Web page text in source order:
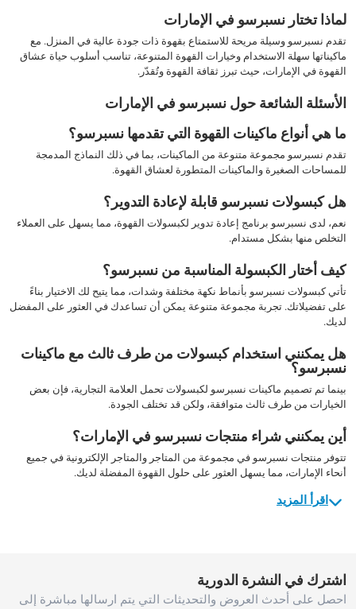
لماذا تختار نسبرسو في الإمارات
تقدم نسبرسو وسيلة مريحة للاستمتاع بقهوة ذات جودة عالية في المنزل. مع
ماكيناتها سهلة الاستخدام وخيارات القهوة المتنوعة، تناسب أسلوب حياة عشاق
القهوة في الإمارات، حيث تبرز ثقافة القهوة وتُقدّر.
الأسئلة الشائعة حول نسبرسو في الإمارات
ما هي أنواع ماكينات القهوة التي تقدمها نسبرسو؟
تقدم نسبرسو مجموعة متنوعة من الماكينات، بما في ذلك النماذج المدمجة
للمساحات الصغيرة والماكينات المتطورة لعشاق القهوة.
هل كبسولات نسبرسو قابلة لإعادة التدوير؟
نعم، لدى نسبرسو برنامج إعادة تدوير لكبسولات القهوة، مما يسهل على العملاء
التخلص منها بشكل مستدام.
كيف أختار الكبسولة المناسبة من نسبرسو؟
تأتي كبسولات نسبرسو بأنماط نكهة مختلفة وشدات، مما يتيح لك الاختيار بناءً
على تفضيلاتك. تجربة مجموعة متنوعة يمكن أن تساعدك في العثور على المفضل
لديك.
هل يمكنني استخدام كبسولات من طرف ثالث مع ماكينات
نسبرسو؟
بينما تم تصميم ماكينات نسبرسو لكبسولات تحمل العلامة التجارية، فإن بعض
الخيارات من طرف ثالث متوافقة، ولكن قد تختلف الجودة.
أين يمكنني شراء منتجات نسبرسو في الإمارات؟
تتوفر منتجات نسبرسو في مجموعة من المتاجر والمتاجر الإلكترونية في جميع
أنحاء الإمارات، مما يسهل العثور على حلول القهوة المفضلة لديك.
اقرأ المزيد
اشترك في النشرة الدورية
احصل على أحدث العروض والتحديثات التي يتم ارسالها مباشرة إلى